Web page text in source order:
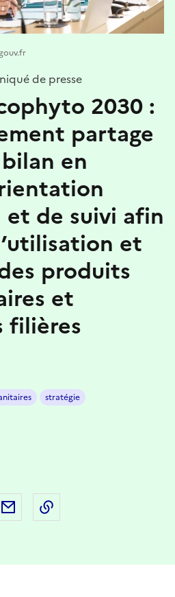
de presse
2030 :
partage
en
de suivi afin
et
produits
et
filières
stratégie
Twittersur LinkedIn
Partager par email